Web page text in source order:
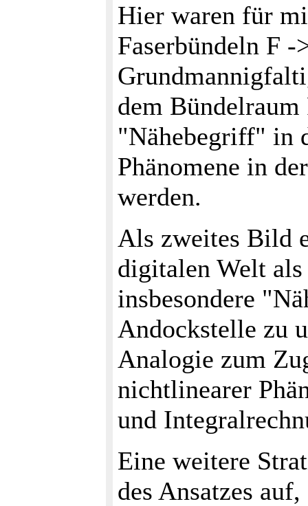
Hier waren für
Faserbündeln F -
dem Bündelraum
"Nähebegriff" in
Phänomene in
werden.
Als zweites Bild
digitalen Welt
insbesondere
Andockstelle zu
Analogie zum
nichtlinearer
und
Eine weitere
des Ansatzes